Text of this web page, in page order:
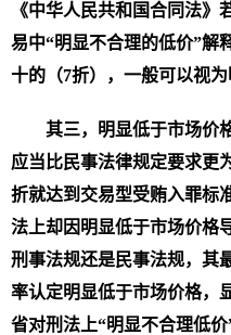
《中华人民共和国合同法
易中“明显不合理的低价”解
十的（7折），一般可以视
其三，明显低于市场价
应当比民事法律规定要求更
折就达到交易型受贿入罪标
法上却因明显低于市场价格
刑事法规还是民事法规，其
率认定明显低于市场价格，
省对刑法上“明显不合理低